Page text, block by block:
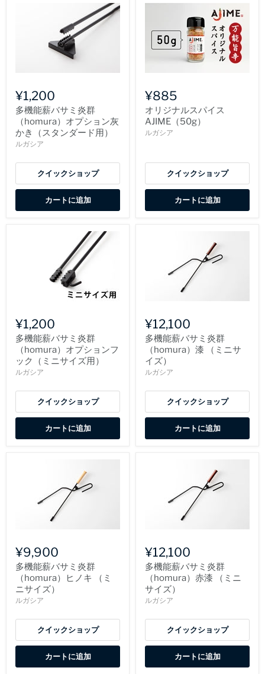
¥1,200
多機能薪バサミ炎群
（homura）オプション灰
かき（スタンダード用）
ルガシア
クイックショップ
カートに追加
¥885
オリジナルスパイス
AJIME（50g）
ルガシア
クイックショップ
カートに追加
¥1,200
多機能薪バサミ炎群
（homura）オプションフ
ック（ミニサイズ用）
ルガシア
クイックショップ
カートに追加
¥12,100
多機能薪バサミ炎群
（homura）漆 （ミニサ
イズ）
ルガシア
クイックショップ
カートに追加
¥9,900
多機能薪バサミ炎群
（homura）ヒノキ （ミ
ニサイズ）
ルガシア
クイックショップ
カートに追加
¥12,100
多機能薪バサミ炎群
（homura）赤漆 （ミニ
サイズ）
ルガシア
クイックショップ
カートに追加